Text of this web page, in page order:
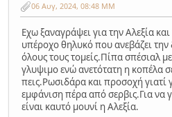
06 Αυγ, 2024, 08:48 ΜΜ
Εχω ξαναγράψει για την Αλεξία
υπέροχο θηλυκό που ανεβάζει την
όλους τους τομείς.Πίπα σπέσιαλ
γλυψιμο ενώ ανετότατη η κοπέλα
πεις.Ρωσιδάρα και προσοχή γιατί
εμφάνιση πέρα από σερβις.Για να
είναι καυτό μουνί η Αλεξία.